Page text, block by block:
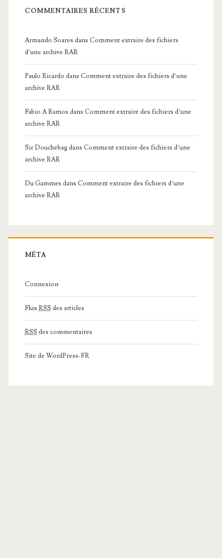
COMMENTAIRES RÉCENTS
Armando Soares dans Comment extraire des fichiers
d’une archive RAR
Paulo Ricardo dans Comment extraire des fichiers d’une
archive RAR
Fabio A Ramos dans Comment extraire des fichiers d’une
archive RAR
Sir Douchebagdans Comment extraire des fichiers d’une
archive RAR
Du Gammes dans Comment extraire des fichiers d’une
archive RAR
MÉTA
Connexion
FluxRSS des articles
RSS des commentaires
Site de WordPress-FR